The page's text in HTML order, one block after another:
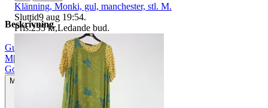
Beskrivning
Gul
M|
Gott använt skick
Mindre tecken på användning
Klänning, Monki, gul, manchester, stl. M.
Sluttid9 aug 19:54.
Pris:235 kr,Ledande bud.